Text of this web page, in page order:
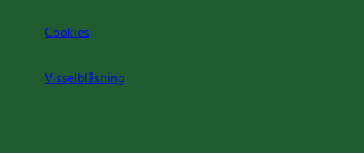
Cookies
Visselblåsning